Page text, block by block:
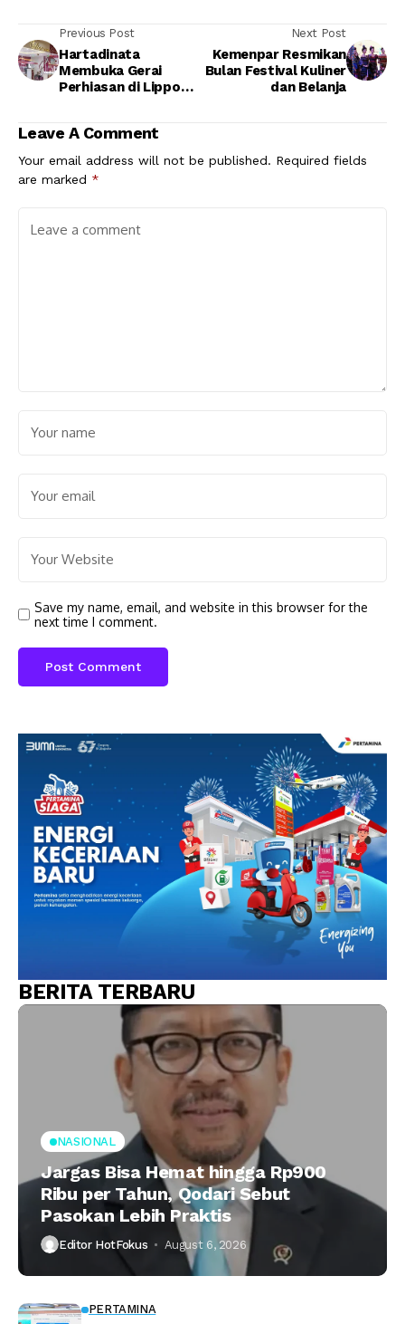
Previous Post
Hartadinata
Membuka Gerai
Perhiasan di Lippo
Next Post
Kemenpar Resmikan
Bulan Festival Kuliner
dan Belanja
Leave A Comment
Your email address will not be published. Required fields
are marked *
Save my name, email, and website in this browser for the
next time I comment.
BERITA TERBARU
NASIONAL
Jargas Bisa Hemat hingga Rp900
Ribu per Tahun, Qodari Sebut
Pasokan Lebih Praktis
Editor HotFokus August 6, 2026
PERTAMINA